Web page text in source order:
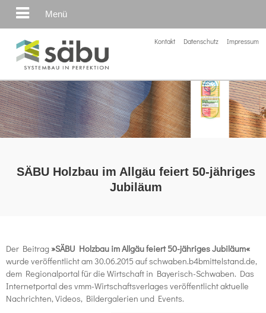
Kontakt Datenschutz Impressum
SÄBU Holzbau im Allgäu feiert 50-jähriges
Jubiläum
Der Beitrag »SÄBU Holzbau im Allgäu feiert 50-jähriges Jubiläum«
wurde veröffentlicht am 30.06.2015 auf schwaben.b4bmittelstand.de,
dem Regionalportal für die Wirtschaft in Bayerisch-Schwaben. Das
Internetportal des vmm-Wirtschaftsverlages veröffentlicht aktuelle
Nachrichten, Videos, Bildergalerien und Events.
Menü